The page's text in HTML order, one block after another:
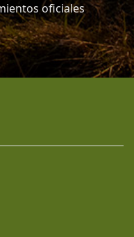
oficiales